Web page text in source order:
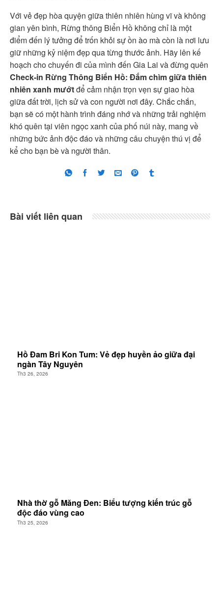
Với vẻ đẹp hòa quyện giữa thiên nhiên hùng vĩ và không
gian yên bình, Rừng thông Biển Hồ không chỉ là một
điểm đến lý tưởng để trốn khỏi sự ồn ào mà còn là nơi lưu
giữ những kỷ niệm đẹp qua từng thước ảnh. Hãy lên kế
hoạch cho chuyến đi của mình đến Gia Lai và đừng quên
Check-in Rừng Thông Biển Hồ: Đắm chìm giữa thiên
nhiên xanh mướtđể cảm nhận trọn vẹn sự giao hòa
giữa đất trời, lịch sử và con người nơi đây. Chắc chắn,
bạn sẽ có một hành trình đáng nhớ và những trải nghiệm
khó quên tại viên ngọc xanh của phố núi này, mang về
những bức ảnh độc đáo và những câu chuyện thú vị để
kể cho bạn bè và người thân.
Bài viết liên quan
Hồ Đam Bri Kon Tum: Vẻ đẹp huyền ảo giữa đại
ngàn Tây Nguyên
Th3 26, 2026
Nhà thờ gỗ Măng Đen: Biểu tượng kiến trúc gỗ
độc đáo vùng cao
Th3 25, 2026